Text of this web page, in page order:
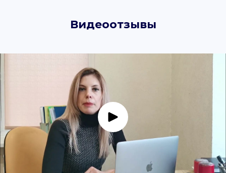
Видеоотзывы